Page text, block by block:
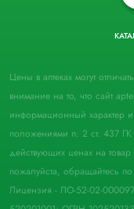
Цены в аптеках могут
внимание на то, что сайт
информационный характер
положениями п. 2 ст. 437
действующих ценах на товар
пожалуйста, обращайтесь
Лицензия - ЛО-52-02-